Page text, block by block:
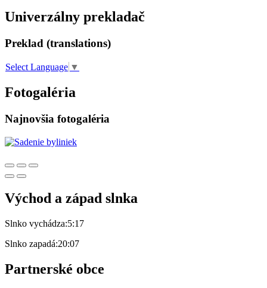
Univerzálny prekladač
Preklad (translations)
Select Language ▼
Fotogaléria
Najnovšia fotogaléria
Východ a západ slnka
Slnko vychádza:5:17
Slnko zapadá:20:07
Partnerské obce